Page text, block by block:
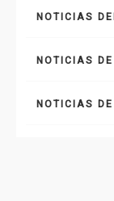
NOTICIAS
NOTICIAS
NOTICIAS